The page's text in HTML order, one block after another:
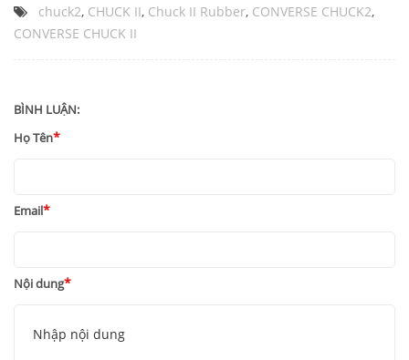
chuck2, CHUCK II, Chuck II Rubber, CONVERSE CHUCK2,
CONVERSE CHUCK II
BÌNH LUẬN:
Họ Tên
Email
Nội dung